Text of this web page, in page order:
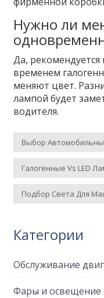
Нужно ли
Да,
временем
меняют цвет.
лампой будет
водителя.
Выбор
Галогенные Vs LED
Подбор Света Для
Категории
Обслуживание
Фары и освещение